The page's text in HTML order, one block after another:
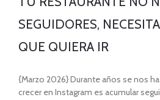
SEGUIDORES,
QUE QUIERA IR
{Marzo 2026} Durante años se nos
crecer en Instagram es acumular